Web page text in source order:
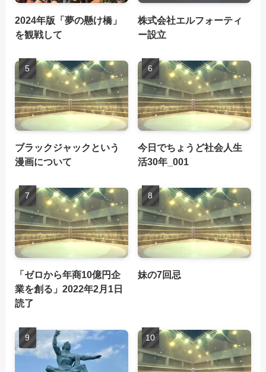
2024年版「夢の懸け橋」
を観戦して
株式会社エルフォーティ
ー設立
ブラックジャックという
漫画について
今日でちょうど社会人生
活30年_001
「ゼロから年商10億円企
業を創る」2022年2月1日
読了
妹の7回忌